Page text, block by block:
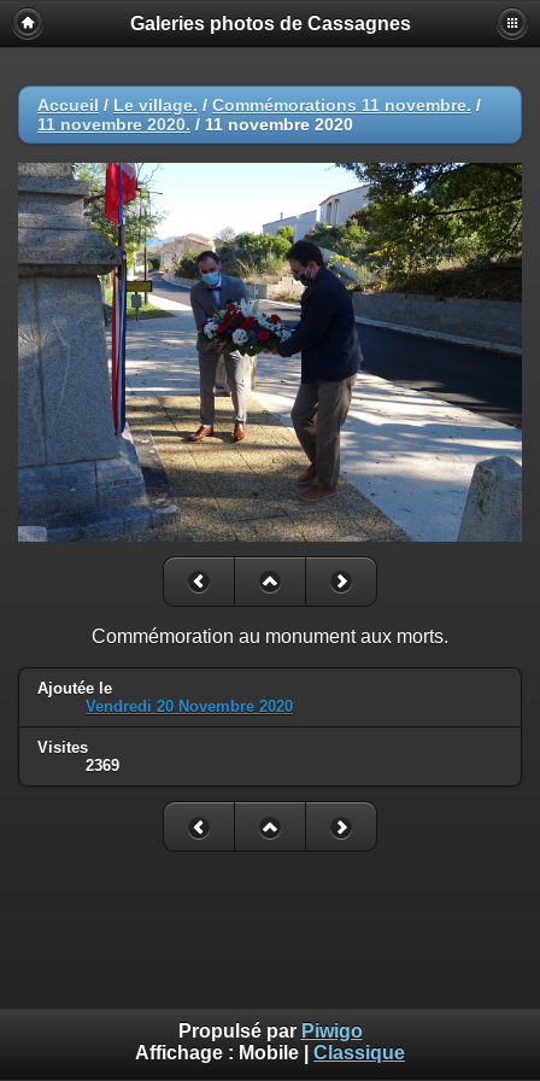
Galeries photos de Cassagnes
Accueil / Le village. / Commémorations 11 novembre. /
11 novembre 2020. / 11 novembre 2020
Commémoration au monument aux morts.
Ajoutée le
Vendredi 20 Novembre 2020
Visites
2369
Propulsé par Piwigo
Affichage : Mobile Classique